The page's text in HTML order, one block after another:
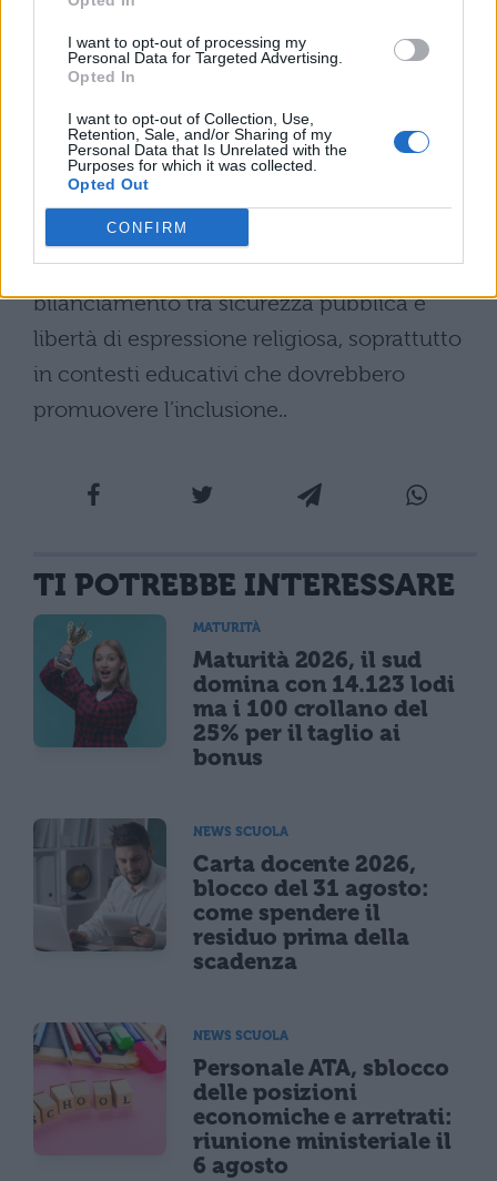
I want to opt-out of processing my
Personal Data for Targeted Advertising.
Opted In
I want to opt-out of Collection, Use,
Retention, Sale, and/or Sharing of my
Personal Data that Is Unrelated with the
Purposes for which it was collected.
Opted Out
CONFIRM
nuova Legge regionale
L’approvazione della legge in Friuli Venezia
Giulia potrebbe avereripercussioni
significative sul sistema scolastico
regionale, creando un precedente per
altre amministrazioni locali. Il divieto del
velo integrale solleva interrogativi sul
bilanciamento tra sicurezza pubblica e
libertà di espressione religiosa, soprattutto
in contesti educativi che dovrebbero
promuovere l’inclusione..
TI POTREBBE INTERESSARE
MATURITÀ
Maturità 2026, il sud
domina con 14.123 lodi
ma i 100 crollano del
25% per il taglio ai
bonus
NEWS SCUOLA
Carta docente 2026,
blocco del 31 agosto:
come spendere il
residuo prima della
scadenza
NEWS SCUOLA
Personale ATA, sblocco
delle posizioni
economiche e arretrati:
riunione ministeriale il
6 agosto